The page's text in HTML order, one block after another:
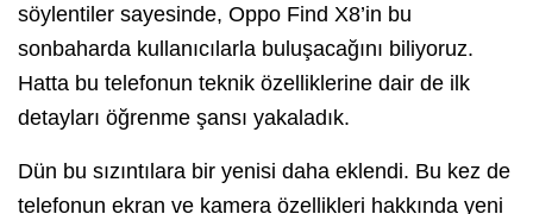
söylentiler sayesinde, Oppo Find X8’in bu
sonbaharda kullanıcılarla buluşacağını biliyoruz.
Hatta bu telefonun teknik özelliklerine dair de ilk
detayları öğrenme şansı yakaladık.
Dün bu sızıntılara bir yenisi daha eklendi. Bu kez de
telefonun ekran ve kamera özellikleri hakkında yeni